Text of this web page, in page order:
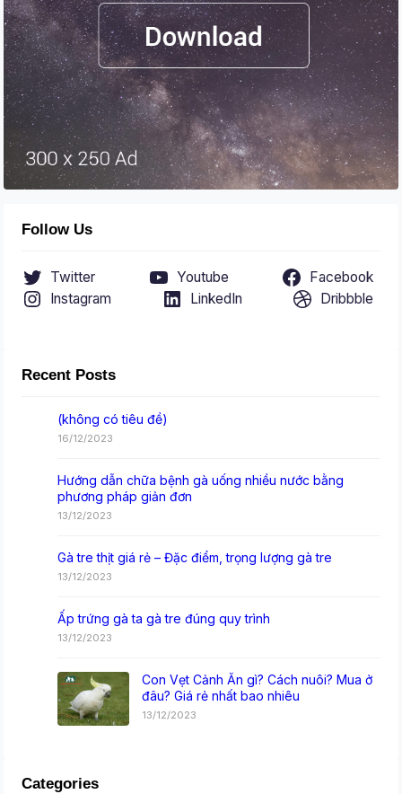
Follow Us
Twitter Youtube
Facebook
Instagram
LinkedIn Dribbble
Recent Posts
(không có tiêu đề)
16/12/2023
Hướng dẫn chữa bệnh gà uống nhiều nước bằng
phương pháp giản đơn
13/12/2023
Gà tre thịt giá rẻ – Đặc điểm, trọng lượng gà tre
13/12/2023
Ấp trứng gà ta gà tre đúng quy trình
13/12/2023
Con Vẹt Cảnh Ăn gì? Cách nuôi? Mua ở
đâu? Giá rẻ nhất bao nhiêu
13/12/2023
Categories